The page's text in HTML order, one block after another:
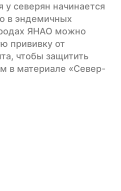
северян начинается
в эндемичных
ЯНАО можно
прививку от
чтобы защитить
в материале «Север-